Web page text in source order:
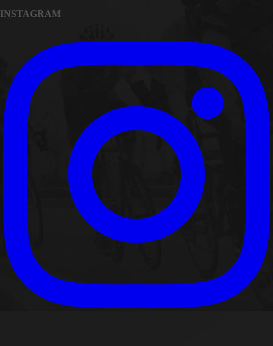
INSTAGRAM